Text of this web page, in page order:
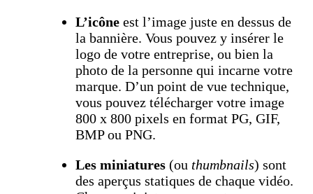
L’icône est l’image juste en dessus de
la bannière. Vous pouvez y insérer le
logo de votre entreprise, ou bien la
photo de la personne qui incarne votre
marque. D’un point de vue technique,
vous pouvez télécharger votre image
800 x 800 pixels en format PG, GIF,
BMP ou PNG.
Les miniatures (ou thumbnails) sont
des aperçus statiques de chaque vidéo.